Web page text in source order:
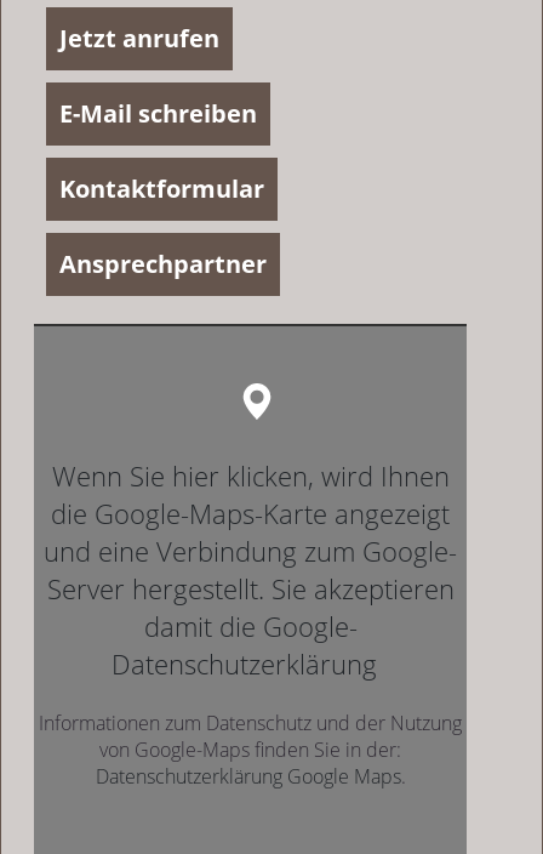
Jetzt anrufen
E-Mail schreiben
Kontaktformular
Ansprechpartner
Wenn Sie hier klicken, wird Ihnen
die Google-Maps-Karte angezeigt
und eine Verbindung zum Google-
Server hergestellt. Sie akzeptieren
damit die Google-
Datenschutzerklärung
Informationen zum Datenschutz und der Nutzung
von Google-Maps finden Sie in der:
Datenschutzerklärung Google Maps.